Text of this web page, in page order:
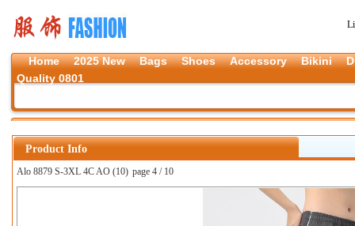
Home 2025 New Bags Shoes Accessory Bikini
Quality 0801
Product Info
Alo 8879 S-3XL 4C AO (10) page 4 / 10
上一张